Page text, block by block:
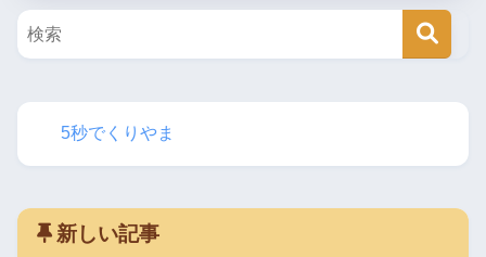
5秒でくりやま
新しい記事